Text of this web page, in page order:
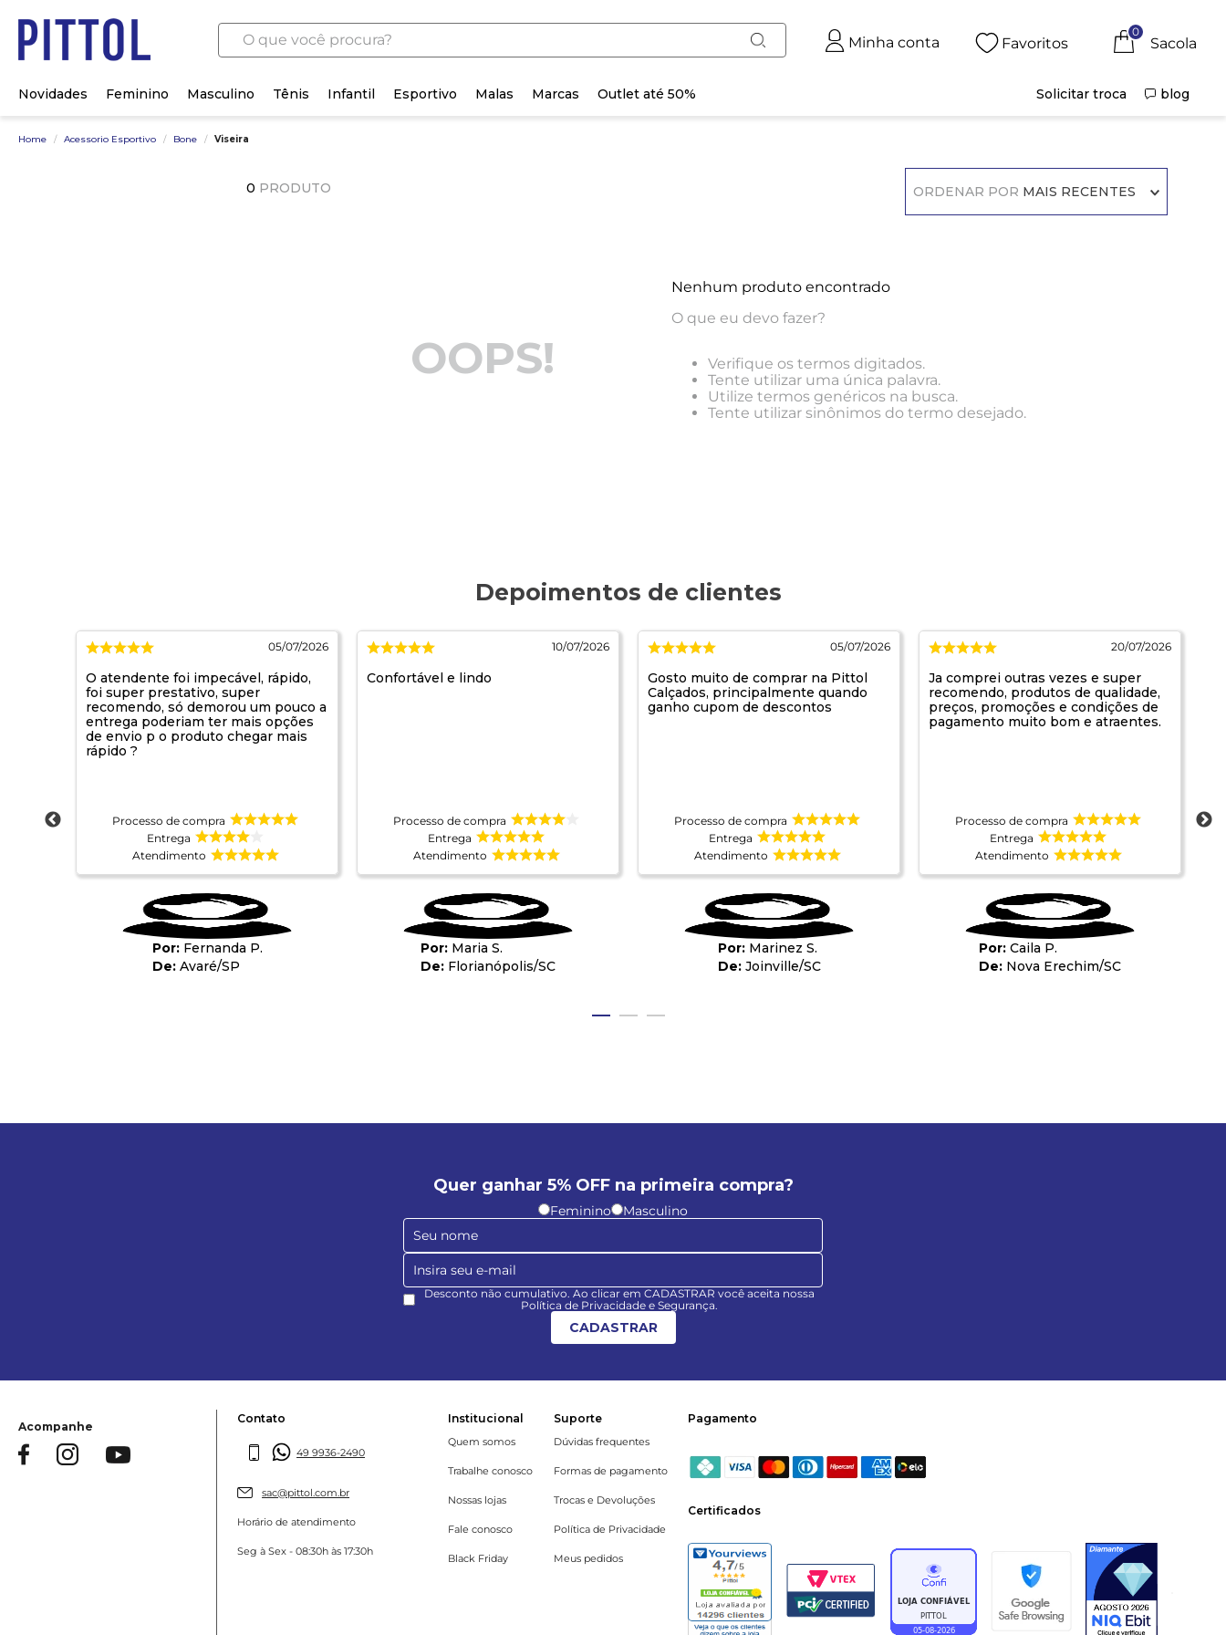
O que você procura?
Minha conta Favoritos
0
Novidades Feminino Masculino Tênis Infantil Esportivo Malas Marcas Outlet até 50% Solicitar troca blog
Home / Acessorio Esportivo / Bone / Viseira
0 PRODUTO ORDENAR POR MAIS RECENTES
OOPS!
Nenhum produto encontrado
O que eu devo fazer?
Verifique os termos digitados.
Tente utilizar uma única palavra.
Utilize termos genéricos na busca.
Tente utilizar sinônimos do termo desejado.
05/07/2026
O atendente foi impecável, rápido,
foi super prestativo, super
recomendo, só demorou um pouco a
entrega poderiam ter mais opções
de envio p o produto chegar mais
rápido ?
Processo de compra
Entrega
Atendimento
Fernanda P.
Avaré/SP
10/07/2026
Confortável e lindo
Processo de compra
Entrega
Atendimento
Maria S.
Florianópolis/SC
05/07/2026
Gosto muito de comprar na Pittol
Calçados, principalmente quando
ganho cupom de descontos
Processo de compra
Entrega
Atendimento
Marinez S.
Joinville/SC
20/07/2026
Ja comprei outras vezes e super
recomendo, produtos de qualidade,
preços, promoções e condições de
pagamento muito bom e atraentes.
Processo de compra
Entrega
Atendimento
Caila P.
Nova Erechim/SC
Quer ganhar 5% OFF na primeira compra?
Feminino Masculino
Desconto não cumulativo. Ao clicar em CADASTRAR você aceita nossa
Política de Privacidade e Segurança.
CADASTRAR
Acompanhe
Contato
49 9936-2490
sac@pittol.com.br
Horário de atendimento
Seg à Sex - 08:30h às 17:30h
Institucional
Quem somos
Trabalhe conosco
Nossas lojas
Fale conosco
Black Friday
Suporte
Dúvidas frequentes
Formas de pagamento
Trocas e Devoluções
Política de Privacidade
Meus pedidos
Pagamento
Certificados